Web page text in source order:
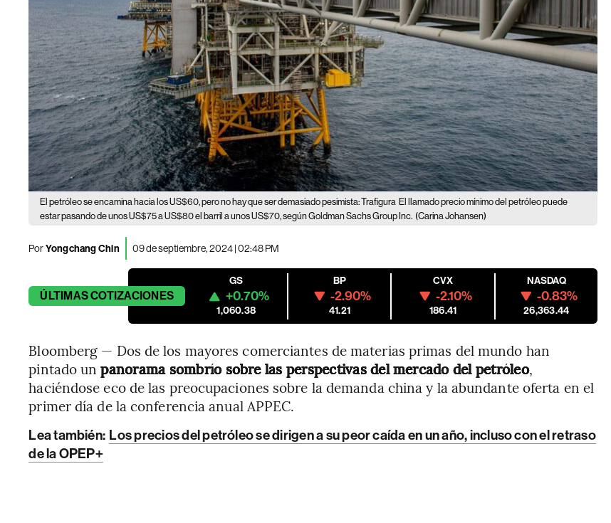
El petróleo se encamina hacia los US$60, pero no hay que ser demasiado pesimista: Trafigura El llamado precio mínimo del petróleo puede
estar pasando de unos US$75 a US$80 el barril a unos US$70, según Goldman Sachs Group Inc. (Carina Johansen)
PorYongchang Chin 09 de septiembre, 2024 | 02:48 PM
ÚLTIMASCOTIZACIONES
GS
+0.70%
1,060.38
BP
-2.90%
41.21
CVX
-2.10%
186.41
NASDAQ
-0.83%
26,363.44
Bloomberg — Dos de los mayores comerciantes de materias primas del mundo han
pintado unpanorama sombrío sobre las perspectivas del mercado del petróleo,
haciéndose eco de las preocupaciones sobre la demanda china y la abundante oferta en el
primer día de la conferencia anual APPEC.
Lea también: Los precios del petróleo se dirigen a su peor caída en un año, incluso con el retraso
de la OPEP+